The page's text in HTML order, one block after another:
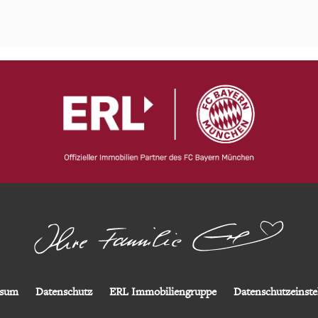
Datenschutz ERL Immobiliengruppe